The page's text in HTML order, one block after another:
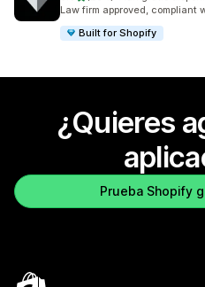
Law firm approved, compliant
Built for Shopify
¿Quieres
Prueba Shopify